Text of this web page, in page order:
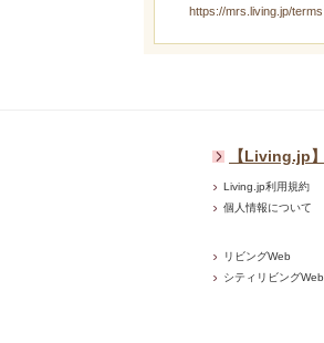
https://mrs.living.jp/terms
【Living.jp】
Living.jp利用規約
個人情報について
リビングWeb
シティリビングWeb